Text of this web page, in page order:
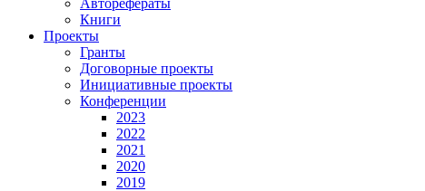
Книги
Проекты
Гранты
Договорные проекты
Инициативные проекты
Конференции
2023
2022
2021
2020
2019